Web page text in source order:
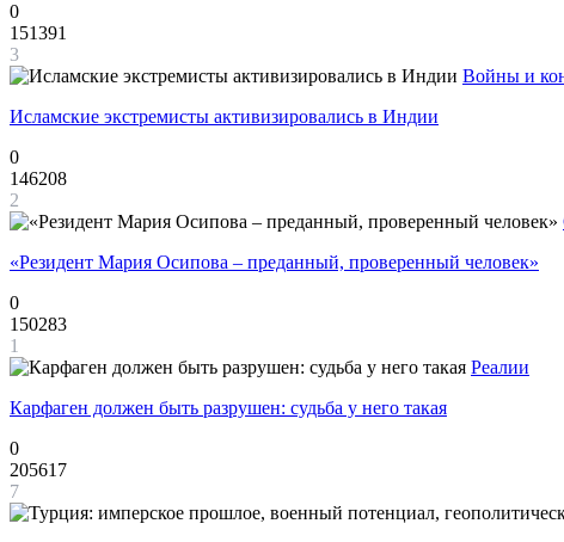
0
151391
3
Войны и
Исламские экстремисты активизировались в Индии
0
146208
2
«Резидент Мария Осипова – преданный, проверенный человек»
0
150283
1
Реалии
Карфаген должен быть разрушен: судьба у него такая
0
205617
7